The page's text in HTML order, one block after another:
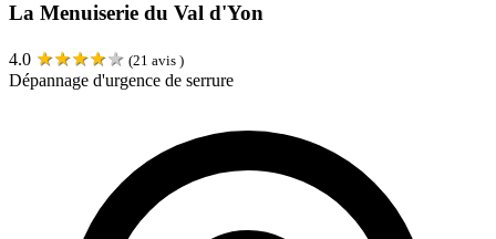
La Menuiserie du Val d'Yon
4.0 ★★★★★ (21 avis )
Dépannage d'urgence de serrure